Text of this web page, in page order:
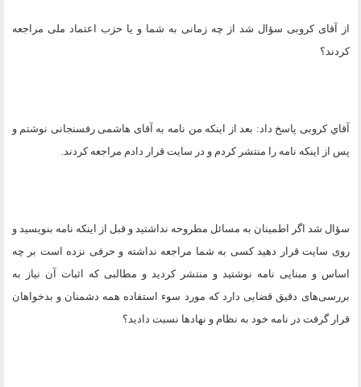
از آقای کروبی سؤال شد از چه زمانی به شما و یا حزب اعتماد ملی مراجعه
کردند؟
آقاي کروبی پاسخ داد: بعد از اینکه من نامه به آقای هاشمی رفسنجانی نوشتم و
پس از اینکه نامه را منتشر کردم و در سایت قرار دادم مراجعه کردند.
سؤال شد اگر اطمینان به مسائل مطروحه نداشتید و قبل از اینکه نامه بنویسید و
روی سایت قرار دهید کسی به شما مراجعه نداشته و حرفی نزده است بر چه
اساس و مبنایی نامه نوشتید و منتشر کردید و مطالبی که اثبات آن نیاز به
بررسی‌های دقیق قضایی دارد که مورد سوء استفاده همه دشمنان و بدخواهان
قرار گرفت در نامه خود به نظام و نهادها نسبت دادید؟